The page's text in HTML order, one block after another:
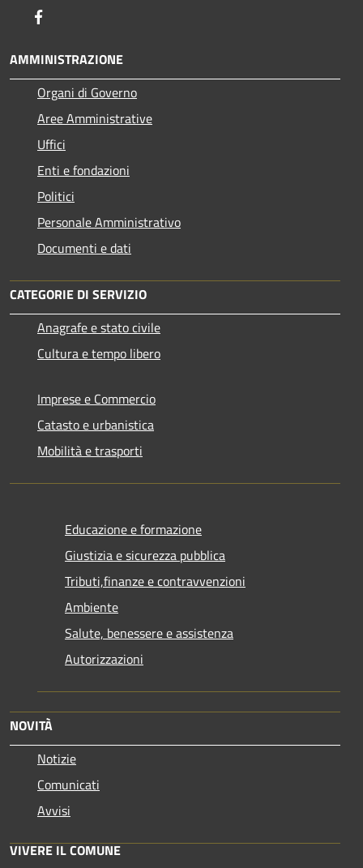
AMMINISTRAZIONE
Organi di Governo
Aree Amministrative
Uffici
Enti e fondazioni
Politici
Personale Amministrativo
Documenti e dati
CATEGORIE DI SERVIZIO
Anagrafe e stato civile
Cultura e tempo libero
Imprese e Commercio
Catasto e urbanistica
Mobilità e trasporti
Educazione e formazione
Giustizia e sicurezza pubblica
Tributi,finanze e contravvenzioni
Ambiente
Salute, benessere e assistenza
Autorizzazioni
NOVITÀ
Notizie
Comunicati
Avvisi
VIVERE IL COMUNE